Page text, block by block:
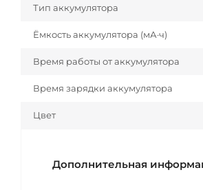
Тип аккумулятора
Ёмкость аккумулятора (мА·ч)
Время работы от аккумулятора
Время зарядки аккумулятора
Цвет
Дополнительная